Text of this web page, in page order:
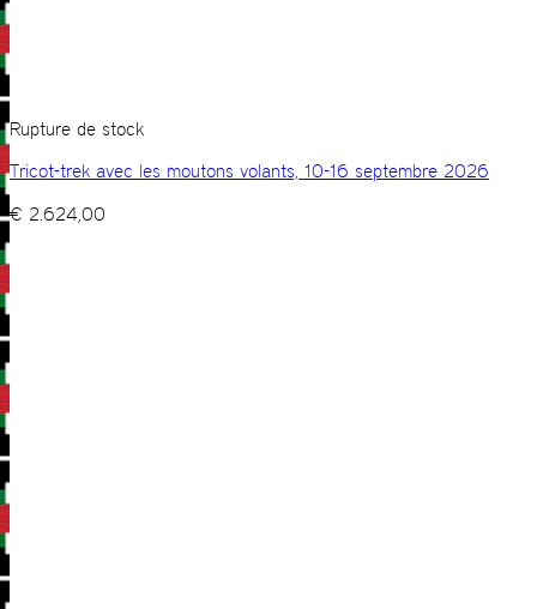
Rupture de stock
Tricot-trek avec les moutons volants, 10-16 septembre 2026
€ 2.624,00